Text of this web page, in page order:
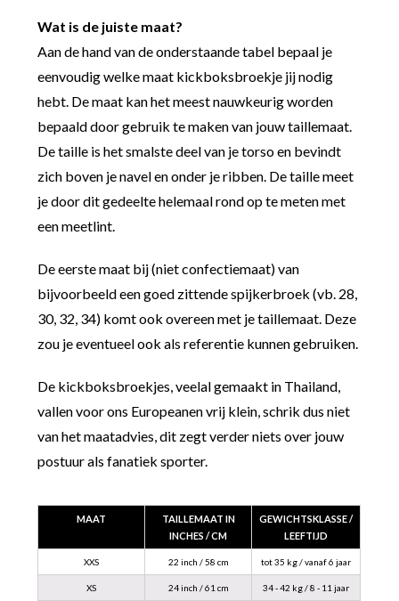
Wat is de juiste maat?
Aan de hand van de onderstaande tabel bepaal je
eenvoudig welke maat kickboksbroekje jij nodig
hebt. De maat kan het meest nauwkeurig worden
bepaald door gebruik te maken van jouw taillemaat.
De taille is het smalste deel van je torso en bevindt
zich boven je navel en onder je ribben. De taille meet
je door dit gedeelte helemaal rond op te meten met
een meetlint.
De eerste maat bij (niet confectiemaat) van
bijvoorbeeld een goed zittende spijkerbroek (vb. 28,
30, 32, 34) komt ook overeen met je taillemaat. Deze
zou je eventueel ook als referentie kunnen gebruiken.
De kickboksbroekjes, veelal gemaakt in Thailand,
vallen voor ons Europeanen vrij klein, schrik dus niet
van het maatadvies, dit zegt verder niets over jouw
postuur als fanatiek sporter.
MAAT
TAILLEMAAT IN
INCHES / CM
GEWICHTSKLASSE /
LEEFTIJD
XXS 22 inch / 58 cm tot 35 kg / vanaf 6 jaar
XS 24 inch / 61 cm 34 - 42 kg / 8 - 11 jaar